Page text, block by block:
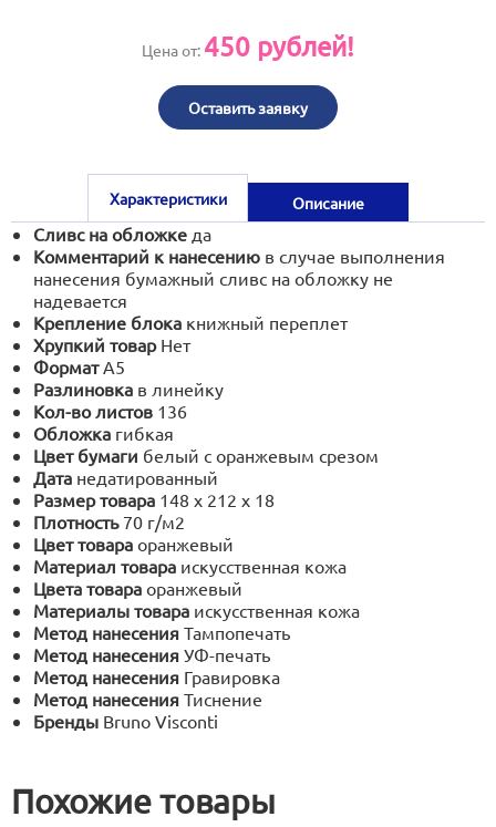
Цена от: 450 рублей!
Оставить заявку
Характеристики Описание
Сливс на обложке да
Комментарий к нанесению в случае выполнения
нанесения бумажный сливс на обложку не
надевается
Крепление блока книжный переплет
Хрупкий товар Нет
Формат А5
Разлиновка в линейку
Кол-во листов 136
Обложка гибкая
Цвет бумаги белый с оранжевым срезом
Дата недатированный
Размер товара 148 х 212 х 18
Плотность 70 г/м2
Цвет товара оранжевый
Материал товара искусственная кожа
Цвета товара оранжевый
Материалы товара искусственная кожа
Метод нанесения Тампопечать
Метод нанесения УФ-печать
Метод нанесения Гравировка
Метод нанесения Тиснение
Бренды Bruno Visconti
Похожие товары